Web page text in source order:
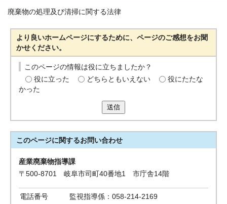
廃棄物の処理及び清掃に関する法律
より良いホームページにするために、ページのご感想をお聞
かせください。
このページの情報は役に立ちましたか？
役に立った
どちらともいえない
役にたたな
かった
送信
このページに関するお問い合わせ
産業廃棄物指導課
〒500-8701 岐阜市司町40番地1 市庁舎14階
電話番号
監視指導係：058-214-2169